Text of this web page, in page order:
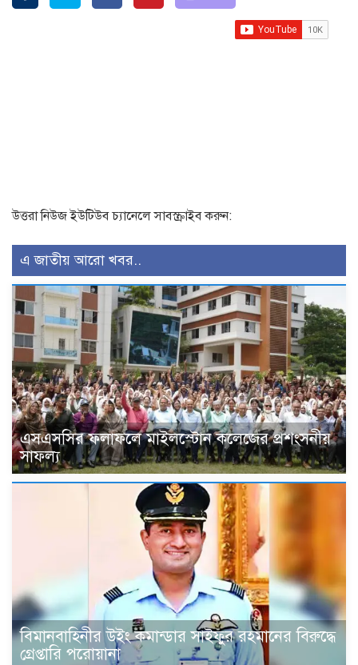
উত্তরা নিউজ ইউটিউব চ্যানেলে সাবস্ক্রাইব করুন:
এ জাতীয় আরো খবর..
এসএসসির ফলাফলে মাইলস্টোন কলেজের প্রশংসনীয়
সাফল্য
বিমানবাহিনীর উইং কমান্ডার সাইফুর রহমানের বিরুদ্ধে
গ্রেপ্তারি পরোয়ানা